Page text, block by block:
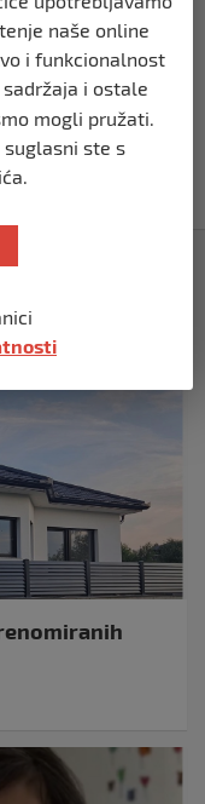
se stambeni i
naše online
i funkcionalnost
i ostale
mogli pružati.
ste s